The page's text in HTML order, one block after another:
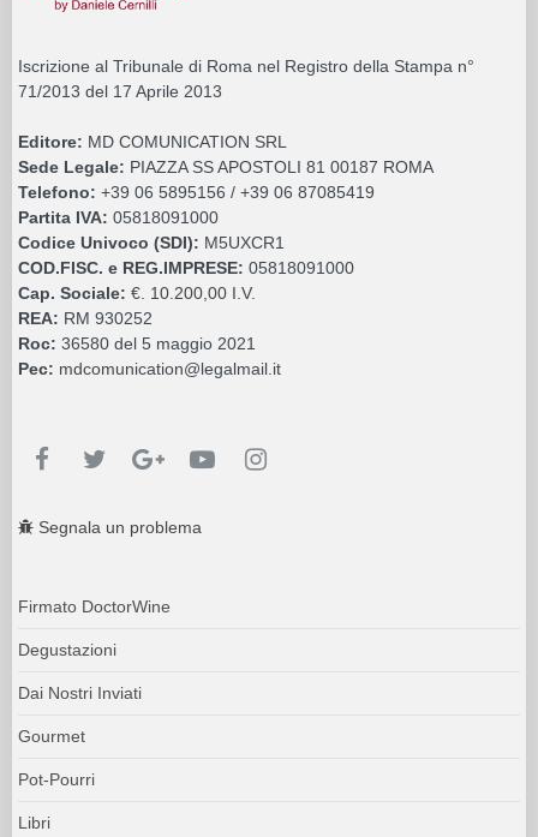
Iscrizione al Tribunale di Roma nel Registro della Stampa n°
71/2013 del 17 Aprile 2013
Editore: MD COMUNICATION SRL
Sede Legale: PIAZZA SS APOSTOLI 81 00187 ROMA
Telefono: +39 06 5895156 / +39 06 87085419
Partita IVA: 05818091000
Codice Univoco (SDI): M5UXCR1
COD.FISC. e REG.IMPRESE: 05818091000
Cap. Sociale: €. 10.200,00 I.V.
REA: RM 930252
Roc: 36580 del 5 maggio 2021
Pec: mdcomunication@legalmail.it
Segnala un problema
Firmato DoctorWine
Degustazioni
Dai Nostri Inviati
Gourmet
Pot-Pourri
Libri